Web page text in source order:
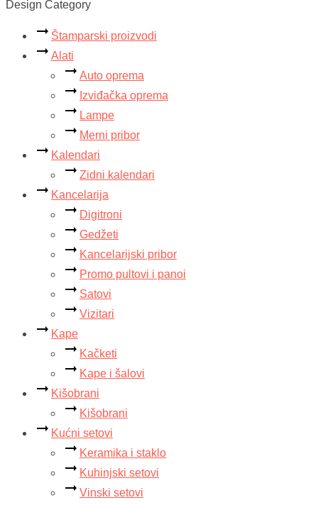
Design Category
Štamparski proizvodi
Alati
Auto oprema
Izviđačka oprema
Lampe
Merni pribor
Kalendari
Zidni kalendari
Kancelarija
Digitroni
Gedžeti
Kancelarijski pribor
Promo pultovi i panoi
Satovi
Vizitari
Kape
Kačketi
Kape i šalovi
Kišobrani
Kišobrani
Kućni setovi
Keramika i staklo
Kuhinjski setovi
Vinski setovi